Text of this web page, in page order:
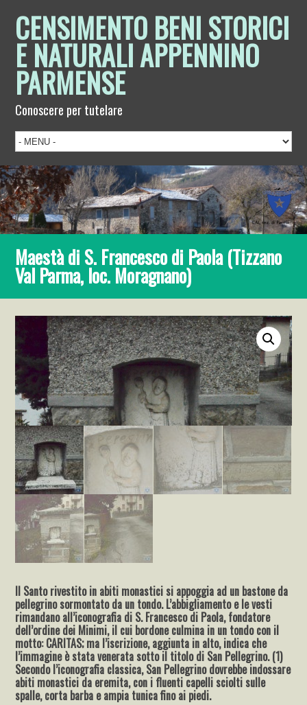
CENSIMENTO BENI STORICI
E NATURALI APPENNINO
PARMENSE
Conoscere per tutelare
Maestà di S. Francesco di Paola (Tizzano
Val Parma, loc. Moragnano)
Il Santo rivestito in abiti monastici si appoggia ad un bastone da
pellegrino sormontato da un tondo. L’abbigliamento e le vesti
rimandano all’iconografia di S. Francesco di Paola, fondatore
dell’ordine dei Minimi, il cui bordone culmina in un tondo con il
motto: CARITAS; ma l’iscrizione, aggiunta in alto, indica che
l’immagine è stata venerata sotto il titolo di San Pellegrino. (1)
Secondo l’iconografia classica, San Pellegrino dovrebbe indossare
abiti monastici da eremita, con i fluenti capelli sciolti sulle
spalle, corta barba e ampia tunica fino ai piedi.